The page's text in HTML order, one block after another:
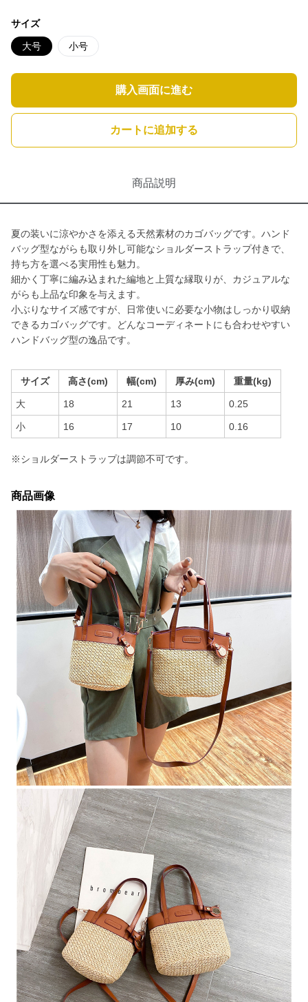
サイズ
大号 小号
購入画面に進む
カートに追加する
商品説明
夏の装いに涼やかさを添える天然素材のカゴバッグです。ハンド
バッグ型ながらも取り外し可能なショルダーストラップ付きで、
持ち方を選べる実用性も魅力。
細かく丁寧に編み込まれた編地と上質な縁取りが、カジュアルな
がらも上品な印象を与えます。
小ぶりなサイズ感ですが、日常使いに必要な小物はしっかり収納
できるカゴバッグです。どんなコーディネートにも合わせやすい
ハンドバッグ型の逸品です。
サイズ 高さ(cm) 幅(cm) 厚み(cm) 重量(kg)
大 18 21 13 0.25
小 16 17 10 0.16
※ショルダーストラップは調節不可です。
商品画像